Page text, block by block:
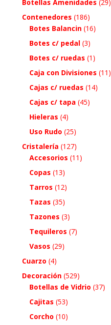
Botellas Amenidades (29)
Contenedores (186)
Botes Balancin (16)
Botes c/ pedal (3)
Botes c/ ruedas (1)
Caja con Divisiones (11)
Cajas c/ ruedas (14)
Cajas c/ tapa (45)
Hieleras (4)
Uso Rudo (25)
Cristalería (127)
Accesorios (11)
Copas (13)
Tarros (12)
Tazas (35)
Tazones (3)
Tequileros (7)
Vasos (29)
Cuarzo (4)
Decoración (529)
Botellas de Vidrio (37)
Cajitas (53)
Corcho (10)